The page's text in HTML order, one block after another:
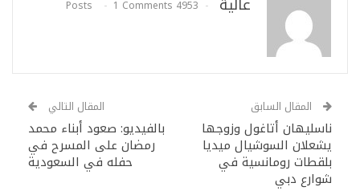
4953 Posts
1 Comments
المقال السابق
ناسليهان أتاغول وزوجها
يشعلان السوشيال ميديا
بلقطات رومانسية في
شوارع دبي
المقال التالي
بالفيديو: صعود أبناء محمد
رمضان على المسرح في
حفله في السعودية